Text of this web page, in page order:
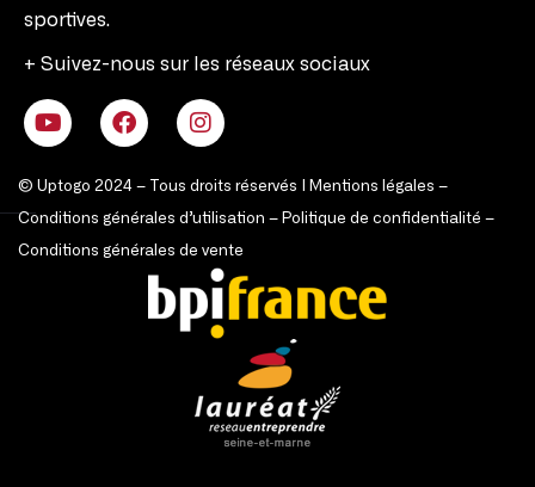
sportives.
+ Suivez-nous sur les réseaux sociaux
© Uptogo 2024 – Tous droits réservés | Mentions légales –
Conditions générales d’utilisation – Politique de confidentialité –
Conditions générales de vente